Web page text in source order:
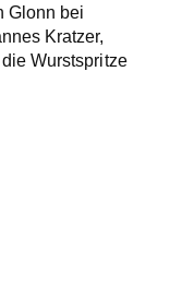
Glonn bei
Kratzer,
Wurstspritze